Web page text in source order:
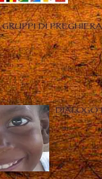
GRUPPI DI PREGHIERA
DIALOGO